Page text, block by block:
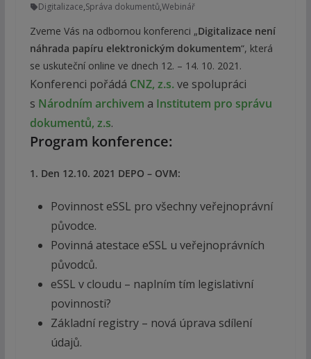
Digitalizace,Správa dokumentů,Webinář
Zveme Vás na odbornou konferenci „Digitalizace není
náhrada papíru elektronickým dokumentem“, která
se uskuteční online ve dnech 12. – 14. 10. 2021.
Konferenci pořádá CNZ, z.s.ve spolupráci
s Národním archivem a Institutem pro správu
dokumentů, z.s.
Program konference:
1. Den 12.10. 2021 DEPO – OVM:
Povinnost eSSL pro všechny veřejnoprávní
původce.
Povinná atestace eSSL u veřejnoprávních
původců.
eSSL v cloudu – naplním tím legislativní
povinnosti?
Základní registry – nová úprava sdílení
údajů.